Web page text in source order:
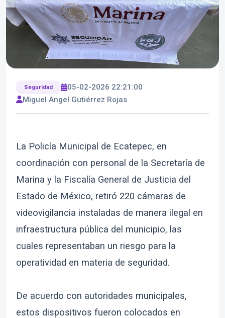
Seguridad
05-02-2026 22:21:00
Miguel Angel Gutiérrez Rojas
La Policía Municipal de Ecatepec, en
coordinación con personal de la Secretaría de
Marina y la Fiscalía General de Justicia del
Estado de México, retiró 220 cámaras de
videovigilancia instaladas de manera ilegal en
infraestructura pública del municipio, las
cuales representaban un riesgo para la
operatividad en materia de seguridad.
De acuerdo con autoridades municipales,
estos dispositivos fueron colocados en